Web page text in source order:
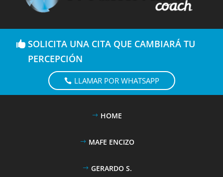
SOLICITA UNA CITA QUE CAMBIARÁ TU
PERCEPCIÓN
LLAMAR POR WHATSAPP
HOME
MAFE ENCIZO
GERARDO S.